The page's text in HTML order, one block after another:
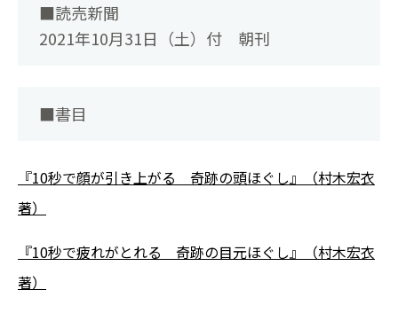
■読売新聞
2021年10月31日（土）付 朝刊
■書目
『10秒で顔が引き上がる 奇跡の頭ほぐし』（村木宏衣
著）
『10秒で疲れがとれる 奇跡の目元ほぐし』（村木宏衣
著）